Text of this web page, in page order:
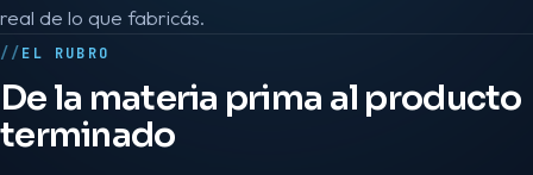
real de lo que fabricás.
EL RUBRO
De la materia prima al producto
terminado